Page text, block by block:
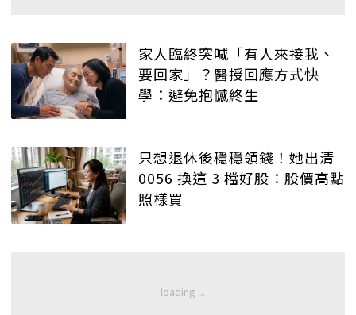
家人臨終突喊「有人來接我、
要回家」？醫授回應方式快
學：避免抱憾終生
只想退休後穩穩領錢！她出清
0056 換這 3 檔好股：股價高點
照樣買